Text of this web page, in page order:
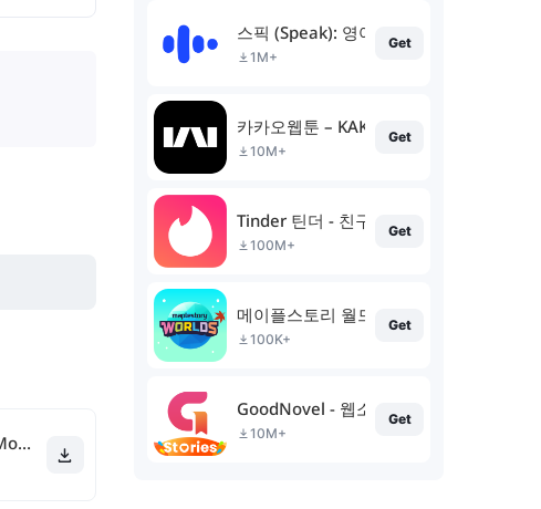
Île-de-France Mobilités
스픽 (Speak): 영어회화, 스피킹, 발음
1M+
Get
카카오웹툰 – KAKAO WEBTOON
10M+
Get
Tinder 틴더 - 친구를 발견하는 새로운 방
100M+
Get
메이플스토리 월드
100K+
Get
GoodNovel - 웹소설
10M+
Get